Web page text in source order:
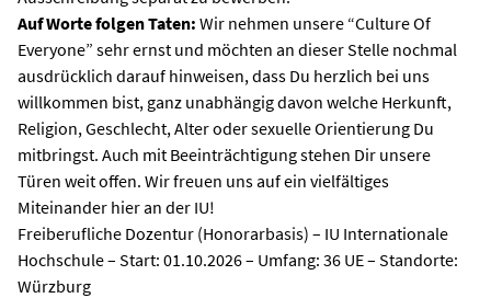
Auf Worte folgen Taten: Wir nehmen unsere “Culture Of
Everyone” sehr ernst und möchten an dieser Stelle nochmal
ausdrücklich darauf hinweisen, dass Du herzlich bei uns
willkommen bist, ganz unabhängig davon welche Herkunft,
Religion, Geschlecht, Alter oder sexuelle Orientierung Du
mitbringst. Auch mit Beeinträchtigung stehen Dir unsere
Türen weit offen. Wir freuen uns auf ein vielfältiges
Miteinander hier an der IU!
Freiberufliche Dozentur (Honorarbasis) – IU Internationale
Hochschule – Start: 01.10.2026 – Umfang: 36 UE – Standorte:
Würzburg